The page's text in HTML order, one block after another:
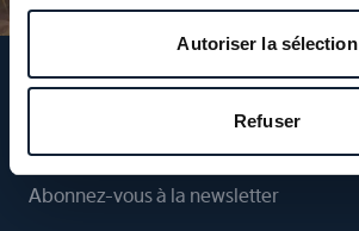
Autoriser la sélection
Refuser
Suivez-nous
Abonnez-vous à la newsletter